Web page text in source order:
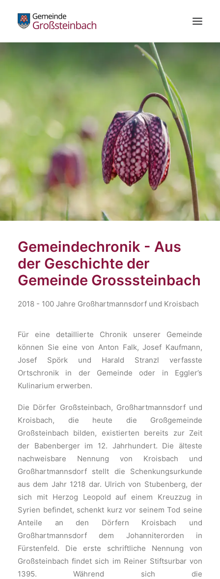
Freizeitzentrum
Bildung & Kultur
Gesundheit
Kundmachungen
Gemeindechronik - Aus
der Geschichte der
Gemeinde Grosssteinbach
2018 - 100 Jahre Großhartmannsdorf und Kroisbach
Für eine detaillierte Chronik unserer Gemeinde
können Sie eine von Anton Falk, Josef Kaufmann,
Josef Spörk und Harald Stranzl verfasste
Ortschronik in der Gemeinde oder in Eggler’s
Kulinarium erwerben.
Die Dörfer Großsteinbach, Großhartmannsdorf und
Kroisbach, die heute die Großgemeinde
Großsteinbach bilden, existierten bereits zur Zeit
der Babenberger im 12. Jahrhundert. Die älteste
nachweisbare Nennung von Kroisbach und
Großhartmannsdorf stellt die Schenkungsurkunde
aus dem Jahr 1218 dar. Ulrich von Stubenberg, der
sich mit Herzog Leopold auf einem Kreuzzug in
Syrien befindet, schenkt kurz vor seinem Tod seine
Anteile an den Dörfern Kroisbach und
Großhartmannsdorf dem Johanniterorden in
Fürstenfeld. Die erste schriftliche Nennung von
Großsteinbach findet sich im Reiner Stiftsurbar von
1395. Während sich die